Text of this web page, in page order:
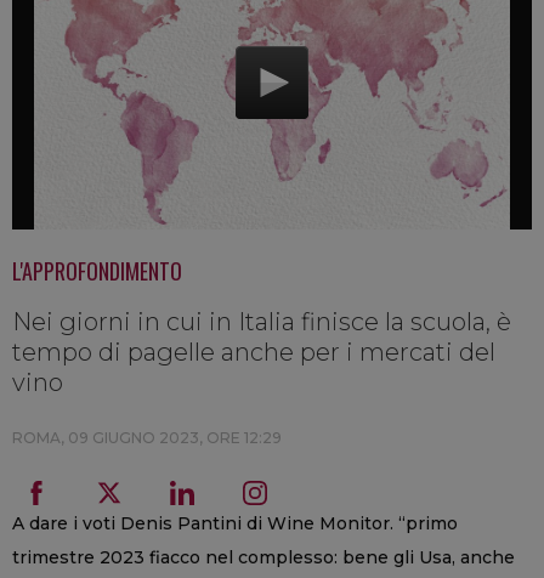
L'APPROFONDIMENTO
Nei giorni in cui in Italia finisce la scuola, è
tempo di pagelle anche per i mercati del
vino
ROMA, 09 GIUGNO 2023, ORE 12:29
A dare i voti Denis Pantini di Wine Monitor. “primo
trimestre 2023 fiacco nel complesso: bene gli Usa, anche